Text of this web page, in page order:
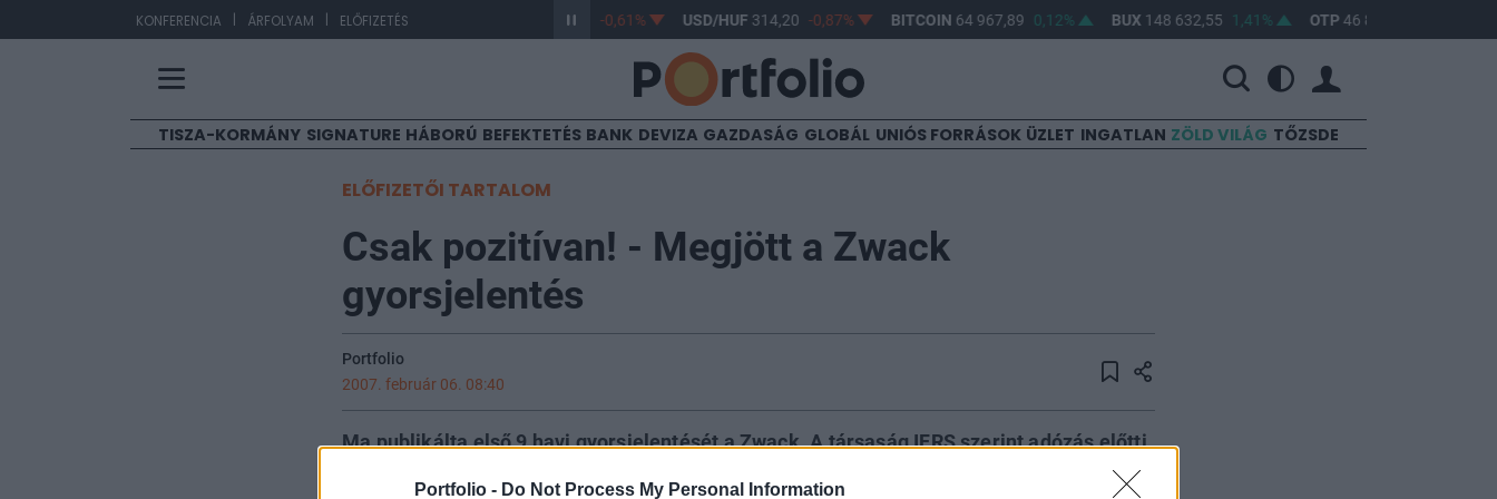
Portfolio - Do Not Process My Personal Information
KONFERENCIA | ÁRFOLYAM | ELŐFIZETÉS 363,17 -0,61% USD/HUF314,20 -0,87% BITCOIN64 967,89 0,12% BUX148 632,55 1,41% OTP 46 890
TISZA-KORMÁNY SIGNATURE HÁBORÚ BEFEKTETÉS BANK DEVIZA GAZDASÁG GLOBÁL UNIÓS FORRÁSOK ÜZLET INGATLAN ZÖLD VILÁG TŐZSDE
ELŐFIZETŐI TARTALOM
Csak pozitívan! - Megjött a Zwack
gyorsjelentés
Portfolio
2007. február 06. 08:40
Ma publikálta első 9 havi gyorsjelentését a Zwack. A társaság IFRS szerint adózás előtti
eredménye 3,688 millió forint lett. Ez ugyan elmarad a bázisidőszaki teljesítménytől, de